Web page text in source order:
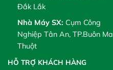
Đắk Lắk
Nhà Máy SX: Cụm Công
Nghiệp Tân An, TP.Buôn Ma
Thuột
HỖ TRỢ KHÁCH HÀNG